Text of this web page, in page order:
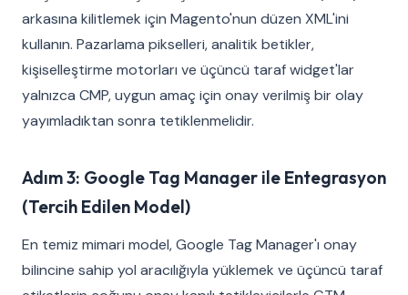
arkasına kilitlemek için Magento'nun düzen XML'ini
kullanın. Pazarlama pikselleri, analitik betikler,
kişiselleştirme motorları ve üçüncü taraf widget'lar
yalnızca CMP, uygun amaç için onay verilmiş bir olay
yayımladıktan sonra tetiklenmelidir.
Adım 3: Google Tag Manager ile Entegrasyon
(Tercih Edilen Model)
En temiz mimari model, Google Tag Manager'ı onay
bilincine sahip yol aracılığıyla yüklemek ve üçüncü taraf